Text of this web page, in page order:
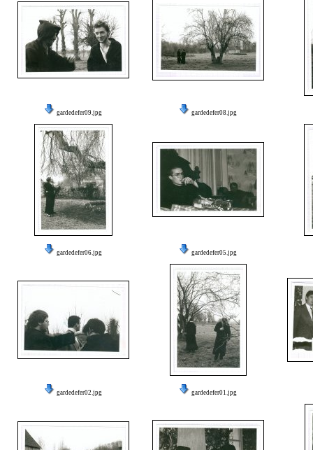
gardedefer09.jpg gardedefer08.jpg
gardedefer06.jpg gardedefer05.jpg
gardedefer02.jpg gardedefer01.jpg